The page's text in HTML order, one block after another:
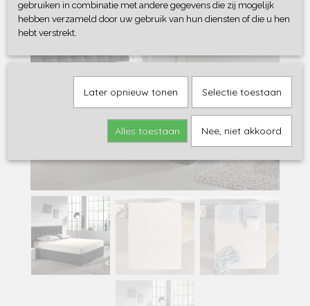
gebruiken in combinatie met andere gegevens die zij mogelijk
hebben verzameld door uw gebruik van hun diensten of die u hen
hebt verstrekt.
Later opnieuw tonen Selectie toestaan
Alles toestaan Nee, niet akkoord